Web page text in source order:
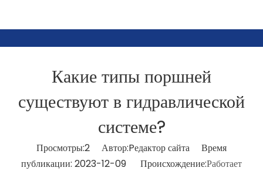
Какие типы поршней
существуют в гидравлической
системе?
Просмотры:2 Автор:Pедактор сайта Время
публикации: 2023-12-09 Происхождение:Работает